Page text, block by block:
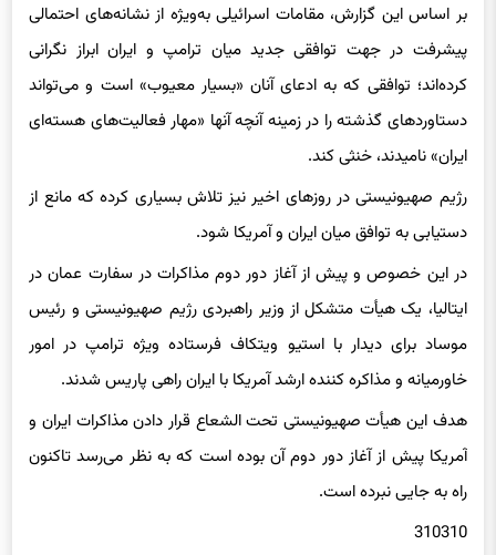
بر اساس این گزارش، مقامات اسرائیلی به‌ویژه از نشانه‌های احتمالی
پیشرفت در جهت توافقی جدید میان ترامپ و ایران ابراز نگرانی
کرده‌اند؛ توافقی که به ادعای آنان «بسیار معیوب» است و می‌تواند
دستاوردهای گذشته را در زمینه آنچه آنها «مهار فعالیت‌های هسته‌ای
ایران» نامیدند، خنثی کند.
رژیم صهیونیستی در روزهای اخیر نیز تلاش بسیاری کرده که مانع از
دستیابی به توافق میان ایران و آمریکا شود.
در این خصوص و پیش از آغاز دور دوم مذاکرات در سفارت عمان در
ایتالیا، یک هیأت متشکل از وزیر راهبردی رژیم صهیونیستی و رئیس
موساد برای دیدار با استیو ویتکاف فرستاده ویژه ترامپ در امور
خاورمیانه و مذاکره کننده ارشد آمریکا با ایران راهی پاریس شدند.
هدف این هیأت صهیونیستی تحت الشعاع قرار دادن مذاکرات ایران و
آمریکا پیش از آغاز دور دوم آن بوده است که به نظر می‌رسد تاکنون
راه به جایی نبرده است.
310310